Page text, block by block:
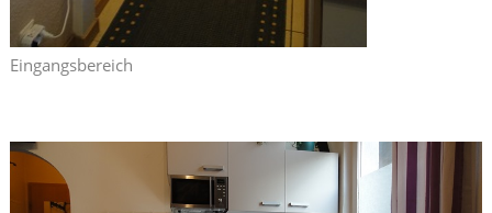
Eingangsbereich